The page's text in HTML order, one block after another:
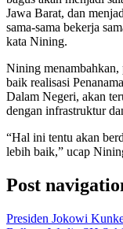
Jawa Barat, dan
sama-sama bekerja
kata Nining.
Nining menambahkan,
baik realisasi
Dalam Negeri, akan
dengan infrastruktur
“Hal ini tentu akan
lebih baik,” ucap
Post
Presiden Jokowi